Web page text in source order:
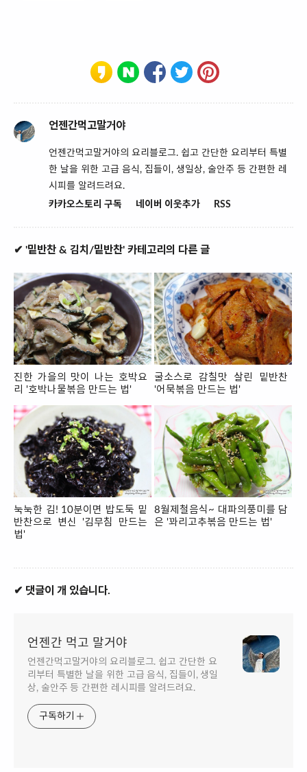
언젠간먹고말거야
언젠간먹고말거야의 요리블로그. 쉽고 간단한 요리부터 특별
한 날을 위한 고급 음식, 집들이, 생일상, 술안주 등 간편한 레
시피를 알려드려요.
카카오스토리 구독
네이버 이웃추가 RSS
✔ '밑반찬 & 김치/밑반찬' 카테고리의 다른 글
진한 가을의 맛이 나는 호박요
리 '호박나물볶음 만드는 법'
굴소스로 감칠맛 살린 밑반찬
'어묵볶음 만드는 법'
눅눅한 김! 10분이면 밥도둑 밑
반찬으로 변신 '김무침 만드는
법'
8월제철음식~ 대파의풍미를 담
은 '꽈리고추볶음 만드는 법'
✔ 댓글이 개 있습니다.
언젠간 먹고 말거야
언젠간먹고말거야의 요리블로그. 쉽고 간단한 요
리부터 특별한 날을 위한 고급 음식, 집들이, 생일
상, 술안주 등 간편한 레시피를 알려드려요.
구독하기